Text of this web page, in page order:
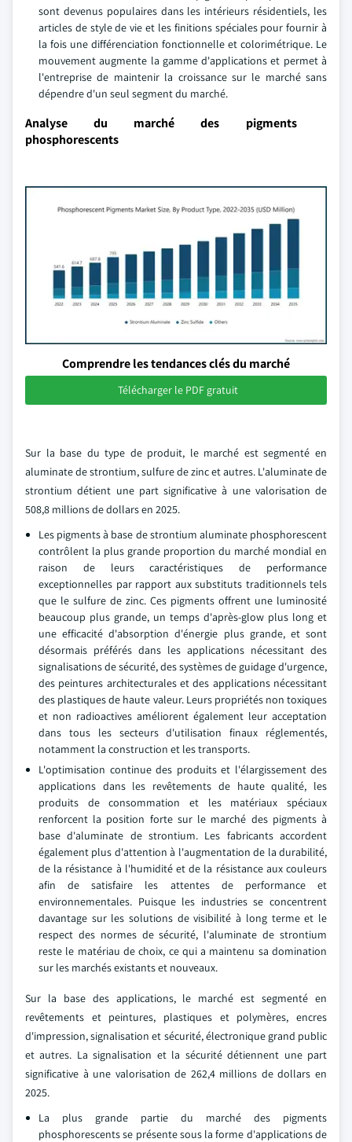
sont devenus populaires dans les intérieurs résidentiels, les
articles de style de vie et les finitions spéciales pour fournir à
la fois une différenciation fonctionnelle et colorimétrique. Le
mouvement augmente la gamme d'applications et permet à
l'entreprise de maintenir la croissance sur le marché sans
dépendre d'un seul segment du marché.
Analyse du marché des pigments
phosphorescents
Comprendre les tendances clés du marché
Télécharger le PDF gratuit
Sur la base du type de produit, le marché est segmenté en
aluminate de strontium, sulfure de zinc et autres. L'aluminate de
strontium détient une part significative à une valorisation de
508,8 millions de dollars en 2025.
Les pigments à base de strontium aluminate phosphorescent
contrôlent la plus grande proportion du marché mondial en
raison de leurs caractéristiques de performance
exceptionnelles par rapport aux substituts traditionnels tels
que le sulfure de zinc. Ces pigments offrent une luminosité
beaucoup plus grande, un temps d'après-glow plus long et
une efficacité d'absorption d'énergie plus grande, et sont
désormais préférés dans les applications nécessitant des
signalisations de sécurité, des systèmes de guidage d'urgence,
des peintures architecturales et des applications nécessitant
des plastiques de haute valeur. Leurs propriétés non toxiques
et non radioactives améliorent également leur acceptation
dans tous les secteurs d'utilisation finaux réglementés,
notamment la construction et les transports.
L'optimisation continue des produits et l'élargissement des
applications dans les revêtements de haute qualité, les
produits de consommation et les matériaux spéciaux
renforcent la position forte sur le marché des pigments à
base d'aluminate de strontium. Les fabricants accordent
également plus d'attention à l'augmentation de la durabilité,
de la résistance à l'humidité et de la résistance aux couleurs
afin de satisfaire les attentes de performance et
environnementales. Puisque les industries se concentrent
davantage sur les solutions de visibilité à long terme et le
respect des normes de sécurité, l'aluminate de strontium
reste le matériau de choix, ce qui a maintenu sa domination
sur les marchés existants et nouveaux.
Sur la base des applications, le marché est segmenté en
revêtements et peintures, plastiques et polymères, encres
d'impression, signalisation et sécurité, électronique grand public
et autres. La signalisation et la sécurité détiennent une part
significative à une valorisation de 262,4 millions de dollars en
2025.
La plus grande partie du marché des pigments
phosphorescents se présente sous la forme d'applications de